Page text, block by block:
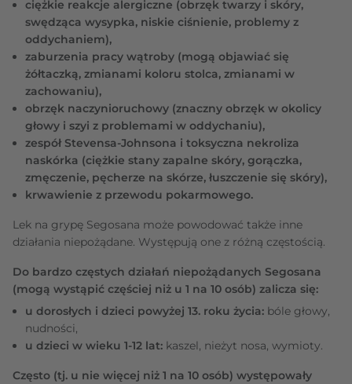
ciężkie reakcje alergiczne (obrzęk twarzy i skóry,
swędząca wysypka, niskie ciśnienie, problemy z
oddychaniem),
zaburzenia pracy wątroby (mogą objawiać się
żółtaczką, zmianami koloru stolca, zmianami w
zachowaniu),
obrzęk naczynioruchowy (znaczny obrzęk w okolicy
głowy i szyi z problemami w oddychaniu),
zespół Stevensa-Johnsona i toksyczna nekroliza
naskórka (ciężkie stany zapalne skóry, gorączka,
zmęczenie, pęcherze na skórze, łuszczenie się skóry),
krwawienie z przewodu pokarmowego.
Lek na grypę Segosana może powodować także inne
działania niepożądane. Występują one z różną częstością.
Do bardzo częstych działań niepożądanych Segosana
(mogą wystąpić częściej niż u 1 na 10 osób) zalicza się:
u dorosłych i dzieci powyżej 13. roku życia: bóle głowy,
nudności,
u dzieci w wieku 1-12 lat: kaszel, nieżyt nosa, wymioty.
Często (tj. u nie więcej niż 1 na 10 osób) występowały